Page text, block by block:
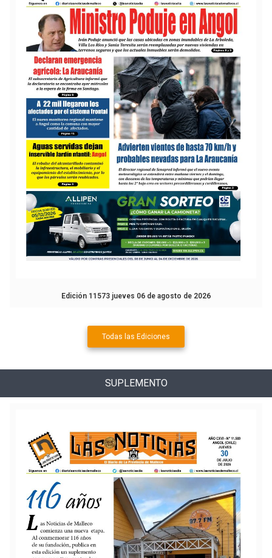
Edición 11573 jueves 06 de agosto de 2026
Todas las Ediciones
SUPLEMENTO